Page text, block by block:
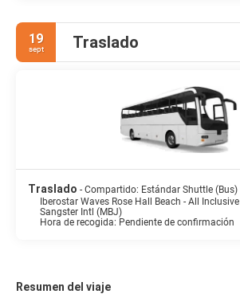
19
sept Traslado
Traslado - Compartido: Estándar Shuttle (Bus)
Iberostar Waves Rose Hall Beach - All Inclusive
Sangster Intl (MBJ)
Hora de recogida: Pendiente de confirmación
Resumen del viaje